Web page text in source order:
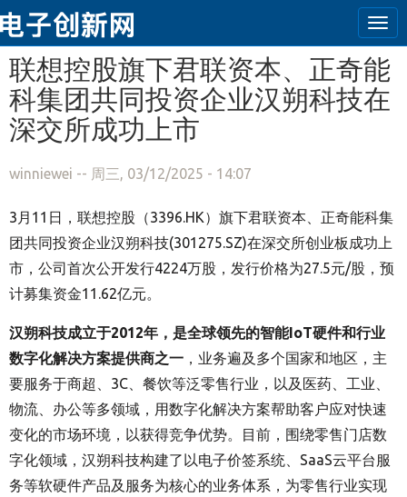
跳转到主要内容
联想控股旗下君联资本、正奇能
科集团共同投资企业汉朔科技在
深交所成功上市
winniewei -- 周三, 03/12/2025 - 14:07
3月11日，联想控股（3396.HK）旗下君联资本、正奇能科集
团共同投资企业汉朔科技(301275.SZ)在深交所创业板成功上
市，公司首次公开发行4224万股，发行价格为27.5元/股，预
计募集资金11.62亿元。
汉朔科技成立于2012年，是全球领先的智能IoT硬件和行业
数字化解决方案提供商之一 ，业务遍及多个国家和地区，主
要服务于商超、3C、餐饮等泛零售行业，以及医药、工业、
物流、办公等多领域，用数字化解决方案帮助客户应对快速
变化的市场环境，以获得竞争优势。目前，围绕零售门店数
字化领域，汉朔科技构建了以电子价签系统、SaaS云平台服
务等软硬件产品及服务为核心的业务体系，为零售行业实现